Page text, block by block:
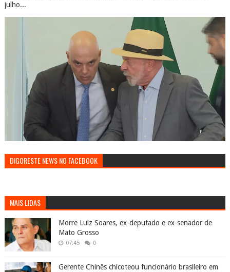
julho...
DIGORESTE NEWS NO FACEBOOK
MAIS LIDAS
Morre Luiz Soares, ex-deputado e ex-senador de
Mato Grosso
07:45 0
Gerente Chinês chicoteou funcionário brasileiro em